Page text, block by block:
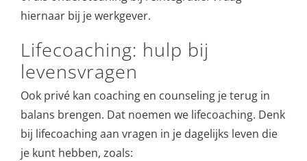
hiernaar bij je werkgever.
Lifecoaching: hulp bij
levensvragen
Ook privé kan coaching en counseling je terug in
balans brengen. Dat noemen we lifecoaching. Denk
bij lifecoaching aan vragen in je dagelijks leven die
je kunt hebben, zoals: